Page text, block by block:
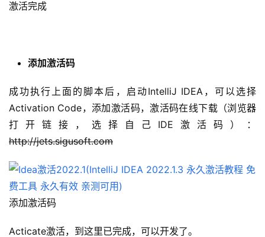
激活完成
添加激活码
成功执行上面的脚本后，启动IntelliJ IDEA，可以选择
Activation Code，添加激活码，激活码在线下载（浏览器
打开链接，选择自己IDE激活码）：
http://jets.sigusoft.com
添加激活码
Acticate激活，到这里已完成，可以开发了。